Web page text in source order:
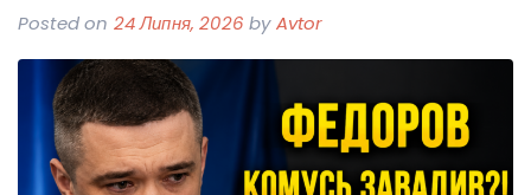
Posted on 24 Липня, 2026 byAvtor